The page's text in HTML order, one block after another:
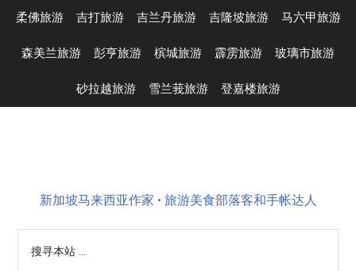
Skip
main
Skip
secondary
Skip
primary
Skip
footer
柔佛旅游 吉打旅游 吉兰丹旅游 吉隆坡旅游 马六甲旅游
森美兰旅游 彭亨旅游 槟城旅游 霹雳旅游 玻璃市旅游
砂拉越旅游 雪兰莪旅游 登嘉楼旅游
新加坡马来西亚作家 • 旅游美食部落客和手帐达人